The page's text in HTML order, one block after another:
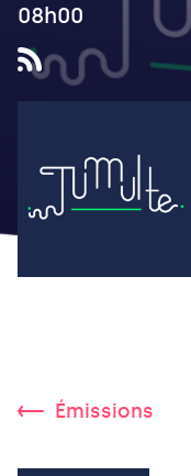
08h00
Émissions